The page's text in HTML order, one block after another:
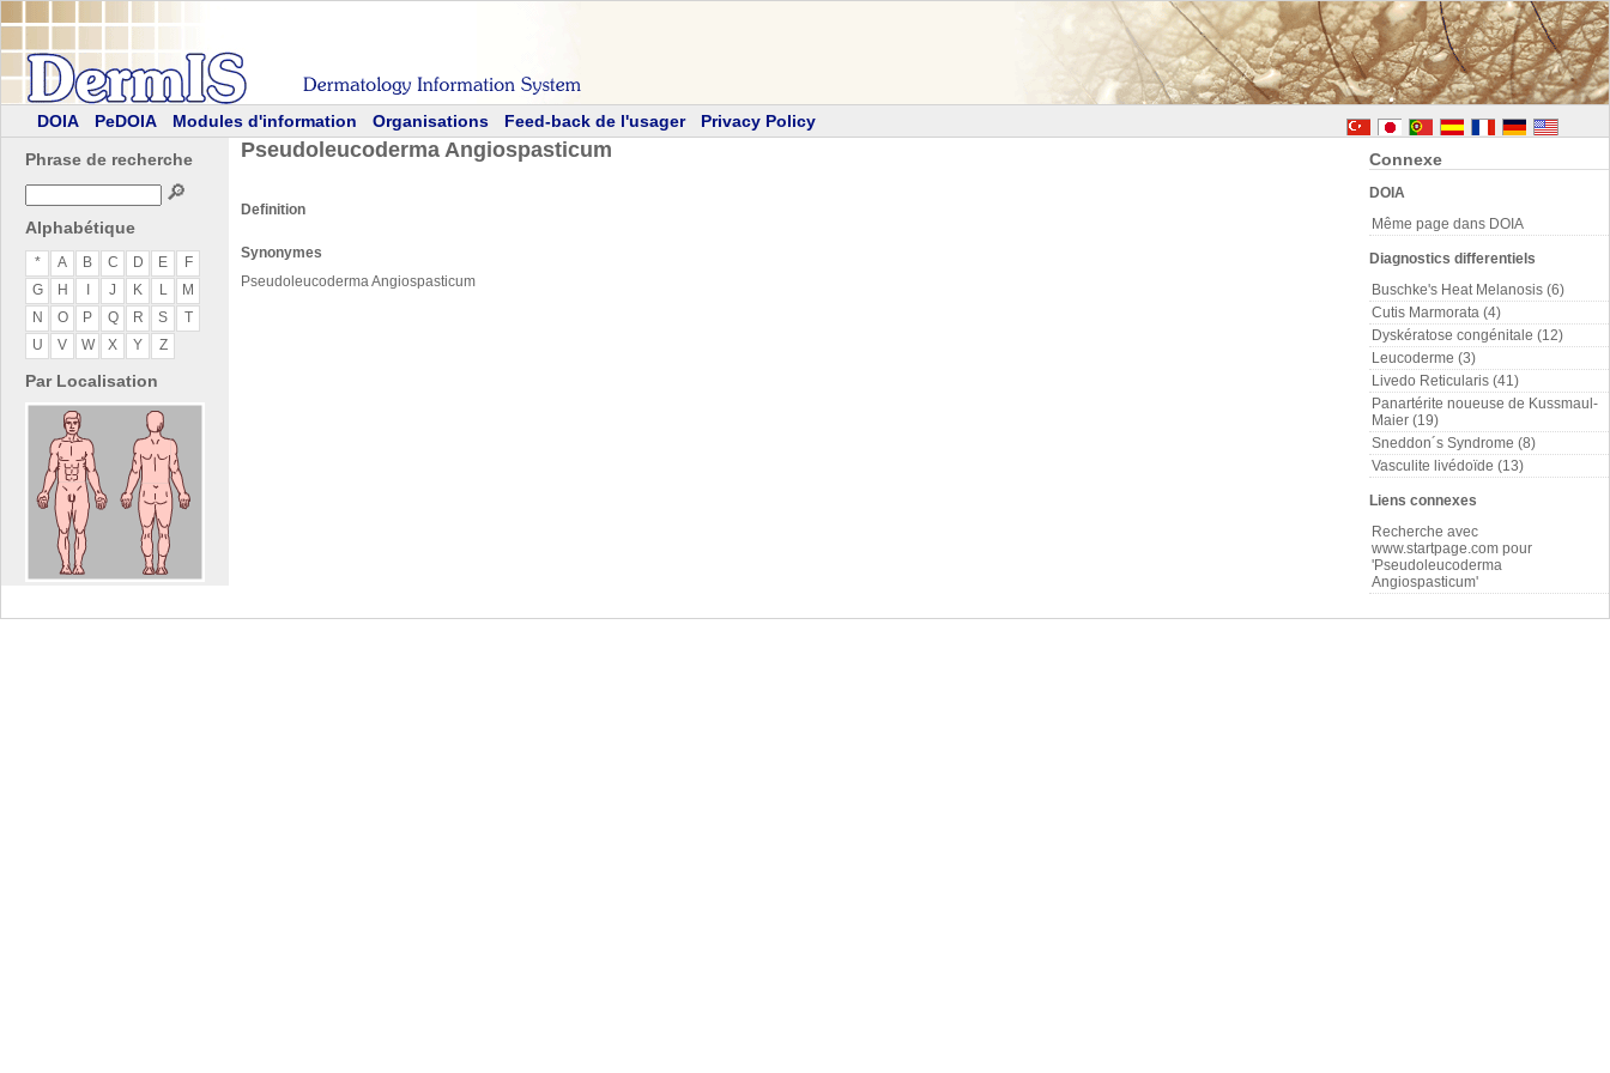
DOIA PeDOIA Modules d'information Organisations Feed-back de l'usager
Privacy Policy
Phrase de recherche
🔎
Alphabétique
* A B C D E
F
G
H J K L
M
N
O P Q R S
T
U
V W X Y Z
Par Localisation
Connexe
DOIA
Même page dans DOIA
Diagnostics differentiels
Buschke's Heat Melanosis (6)
Cutis Marmorata (4)
Dyskératose congénitale (12)
Leucoderme (3)
Livedo Reticularis (41)
Panartérite noueuse de Kussmaul-
Maier (19)
Sneddon´s Syndrome (8)
Vasculite livédoïde (13)
Liens connexes
Recherche avec
www.startpage.com pour
'Pseudoleucoderma
Angiospasticum'
Pseudoleucoderma Angiospasticum
Definition
Synonymes
Pseudoleucoderma Angiospasticum